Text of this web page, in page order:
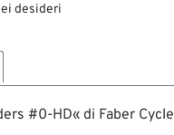
desideri
#0-HD« di Faber Cycle